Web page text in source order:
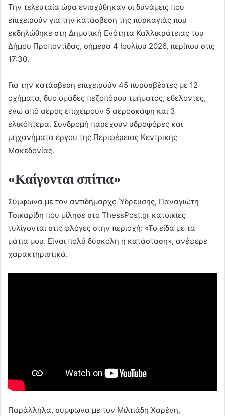
Την τελευταία ώρα ενισχύθηκαν οι δυνάμεις που
επιχειρούν για την κατάσβεση της πυρκαγιάς που
εκδηλώθηκε στη Δημοτική Ενότητα Καλλικράτειας του
Δήμου Προποντίδας, σήμερα 4 Ιουλίου 2026, περίπου στις
17:30.
Για την κατάσβεση επιχειρούν 45 πυροσβέστες με 12
οχήματα, δύο ομάδες πεζοπόρου τμήματος, εθελοντές,
ενώ από αέρος επιχειρούν 5 αεροσκάφη και 3
ελικόπτερα. Συνδρομή παρέχουν υδροφόρες και
μηχανήματα έργου της Περιφέρειας Κεντρικής
Μακεδονίας.
«Καίγονται σπίτια»
Σύμφωνα με τον αντιδήμαρχο Ύδρευσης, Παναγιώτη
Τσικαρίδη που μίλησε στο ThessPost.gr κατοικίες
τυλίγονται στις φλόγες στην περιοχή: «Το είδα με τα
μάτια μου. Είναι πολύ δύσκολη η κατάσταση», ανέφερε
χαρακτηριστικά.
Παράλληλα, σύμφωνα με τον Μιλτιάδη Χαρένη,